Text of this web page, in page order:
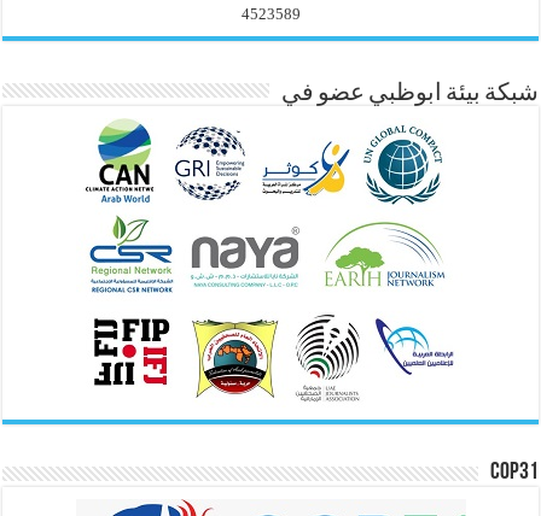
4523589
شبكة بيئة ابوظبي عضو في
COP31